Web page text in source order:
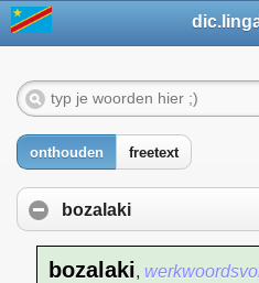
onthouden freetext
bozalaki
bozalaki,